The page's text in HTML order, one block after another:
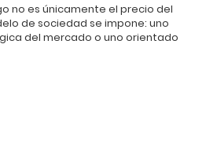
no es únicamente el precio del
de sociedad se impone: uno
del mercado o uno orientado
materiales de vida de la